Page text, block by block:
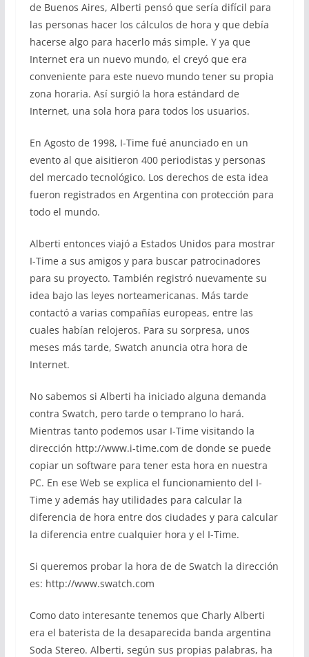
de Buenos Aires, Alberti pensó que sería difícil para
las personas hacer los cálculos de hora y que debía
hacerse algo para hacerlo más simple. Y ya que
Internet era un nuevo mundo, el creyó que era
conveniente para este nuevo mundo tener su propia
zona horaria. Así surgió la hora estándard de
Internet, una sola hora para todos los usuarios.
En Agosto de 1998, I-Time fué anunciado en un
evento al que aisitieron 400 periodistas y personas
del mercado tecnológico. Los derechos de esta idea
fueron registrados en Argentina con protección para
todo el mundo.
Alberti entonces viajó a Estados Unidos para mostrar
I-Time a sus amigos y para buscar patrocinadores
para su proyecto. También registró nuevamente su
idea bajo las leyes norteamericanas. Más tarde
contactó a varias compañías europeas, entre las
cuales habían relojeros. Para su sorpresa, unos
meses más tarde, Swatch anuncia otra hora de
Internet.
No sabemos si Alberti ha iniciado alguna demanda
contra Swatch, pero tarde o temprano lo hará.
Mientras tanto podemos usar I-Time visitando la
dirección http://www.i-time.com de donde se puede
copiar un software para tener esta hora en nuestra
PC. En ese Web se explica el funcionamiento del I-
Time y además hay utilidades para calcular la
diferencia de hora entre dos ciudades y para calcular
la diferencia entre cualquier hora y el I-Time.
Si queremos probar la hora de de Swatch la dirección
es: http://www.swatch.com
Como dato interesante tenemos que Charly Alberti
era el baterista de la desaparecida banda argentina
Soda Stereo. Alberti, según sus propias palabras, ha